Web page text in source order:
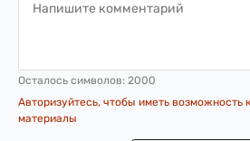
Осталось символов: 2000
Авторизуйтесь, чтобы иметь возможность
материалы